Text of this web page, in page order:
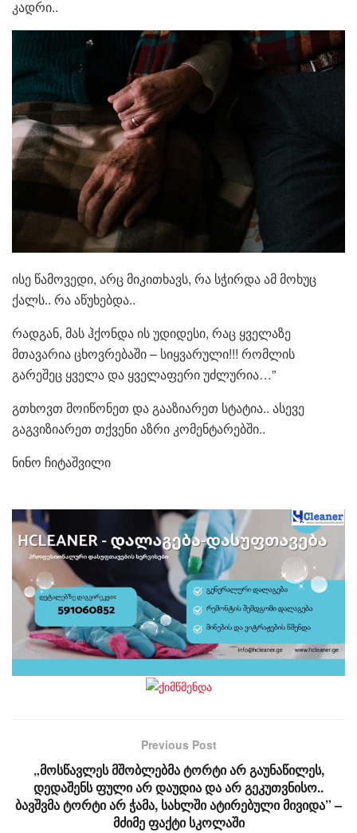
კადრი..
ისე წამოვედი, არც მიკითხავს, რა სჭირდა ამ მოხუც
ქალს.. რა აწუხებდა..
რადგან, მას ჰქონდა ის უდიდესი, რაც ყველაზე
მთავარია ცხოვრებაში – სიყვარული!!! რომლის
გარეშეც ყველა და ყველაფერი უძლურია…”
გთხოვთ მოიწონეთ და გააზიარეთ სტატია.. ასევე
გაგვიზიარეთ თქვენი აზრი კომენტარებში..
ნინო ჩიტაშვილი
Previous Post
„მოსწავლეს მშობლებმა ტორტი არ გაუნაწილეს,
დედაშენს ფული არ დაუდია და არ გეკუთვნისო..
ბავშვმა ტორტი არ ჭამა, სახლში ატირებული მივიდა” –
მძიმე ფაქტი სკოლაში